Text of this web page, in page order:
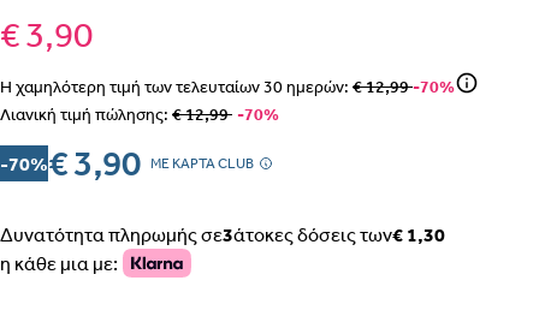
€ 3,90
Η χαμηλότερη τιμή των τελευταίων30ημερών: € 12,99-70%
Λιανική τιμή πώλησης: € 12,99 -70%
-70%€ 3,90 MΕ ΚΑΡΤΑ CLUB
Δυνατότητα πληρωμής σε3άτοκες δόσεις των€ 1,30
η κάθε μια με:
ΒΗΜΑ 1
ΒΗΜΑ 2